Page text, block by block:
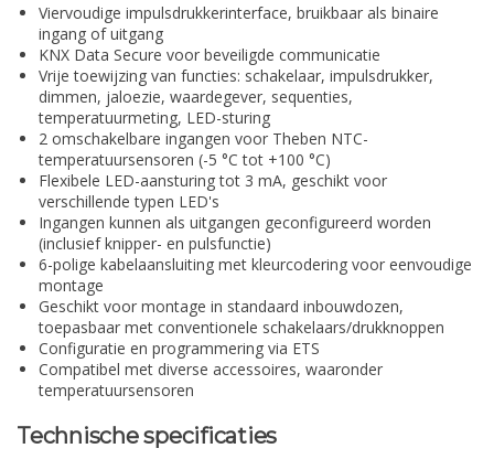
Viervoudige impulsdrukkerinterface, bruikbaar als binaire
ingang of uitgang
KNX Data Secure voor beveiligde communicatie
Vrije toewijzing van functies: schakelaar, impulsdrukker,
dimmen, jaloezie, waardegever, sequenties,
temperatuurmeting, LED-sturing
2 omschakelbare ingangen voor Theben NTC-
temperatuursensoren (-5 °C tot +100 °C)
Flexibele LED-aansturing tot 3 mA, geschikt voor
verschillende typen LED's
Ingangen kunnen als uitgangen geconfigureerd worden
(inclusief knipper- en pulsfunctie)
6-polige kabelaansluiting met kleurcodering voor eenvoudige
montage
Geschikt voor montage in standaard inbouwdozen,
toepasbaar met conventionele schakelaars/drukknoppen
Configuratie en programmering via ETS
Compatibel met diverse accessoires, waaronder
temperatuursensoren
Technische specificaties